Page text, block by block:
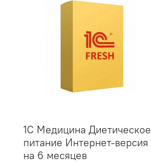
1С Медицина Диетическое
питание Интернет-версия
на 6 месяцев